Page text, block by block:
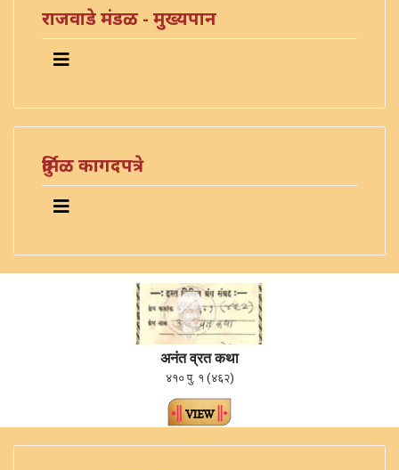
राजवाडे मंडळ - मुख्यपान
दुर्मिळ कागदपत्रे
अनंत व्रत कथा
४१० पु. १ (४६२)